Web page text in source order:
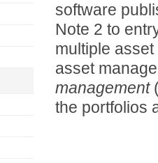
software
Note 2 to
multiple
asset
management
the portfolios